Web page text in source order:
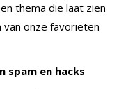
thema die laat zien
van onze favorieten
spam en hacks